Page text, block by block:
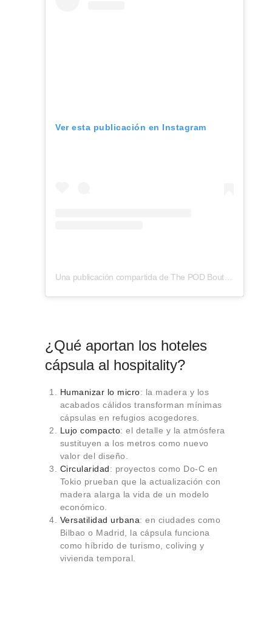
Ver esta publicación en Instagram
Una publicación compartida de The POD Boutique Capsule Hotel (@thepodcapsulehotel)
¿Qué aportan los hoteles
cápsula al hospitality?
Humanizar lo micro: la madera y los
acabados cálidos transforman mínimas
cápsulas en refugios acogedores.
Lujo compacto: el detalle y la atmósfera
sustituyen a los metros como nuevo
valor del diseño.
Circularidad: proyectos como Do-C en
Tokio prueban que la actualización con
madera alarga la vida de un modelo
económico.
Versatilidad urbana: en ciudades como
Bilbao o Madrid, la cápsula funciona
como híbrido de turismo, coliving y
vivienda temporal.